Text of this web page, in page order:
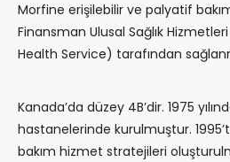
Morfine erişilebilir ve palyatif
Finansman Ulusal Sağlık
Health Service) tarafından
Kanada’da düzey 4B’dir. 1975
hastanelerinde kurulmuştur.
bakım hizmet stratejileri